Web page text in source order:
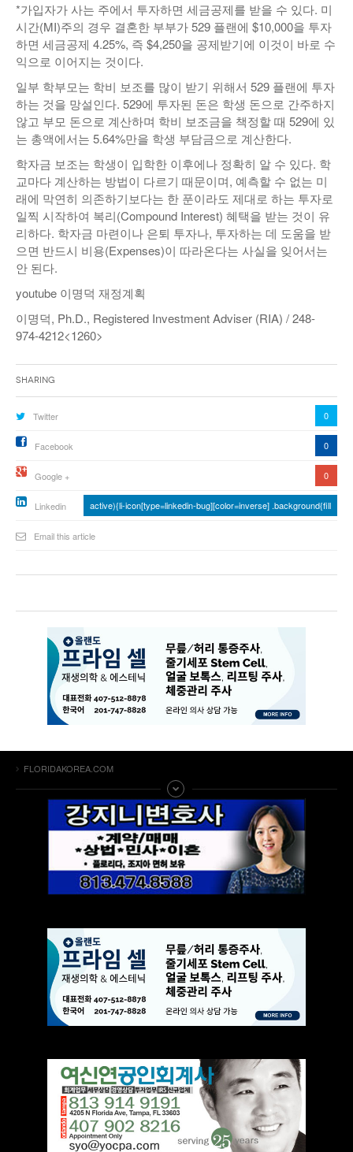
*가입자가 사는 주에서 투자하면 세금공제를 받을 수 있다. 미
시간(MI)주의 경우 결혼한 부부가 529 플랜에 $10,000을 투자
하면 세금공제 4.25%, 즉 $4,250을 공제받기에 이것이 바로 수
익으로 이어지는 것이다.
일부 학부모는 학비 보조를 많이 받기 위해서 529 플랜에 투자
하는 것을 망설인다. 529에 투자된 돈은 학생 돈으로 간주하지
않고 부모 돈으로 계산하며 학비 보조금을 책정할 때 529에 있
는 총액에서는 5.64%만을 학생 부담금으로 계산한다.
학자금 보조는 학생이 입학한 이후에나 정확히 알 수 있다. 학
교마다 계산하는 방법이 다르기 때문이며, 예측할 수 없는 미
래에 막연히 의존하기보다는 한 푼이라도 제대로 하는 투자로
일찍 시작하여 복리(Compound Interest) 혜택을 받는 것이 유
리하다. 학자금 마련이나 은퇴 투자나, 투자하는 데 도움을 받
으면 반드시 비용(Expenses)이 따라온다는 사실을 잊어서는
안 된다.
youtube 이명덕 재정계획
이명덕, Ph.D., Registered Investment Adviser (RIA) / 248-
974-4212<1260>
Sharing
Twitter 0
Facebook 0
Google + 0
Linkedin active){li-icon[type=linkedin-bug][color=inverse] .background{fill
Email this article
FLORIDAKOREA.COM